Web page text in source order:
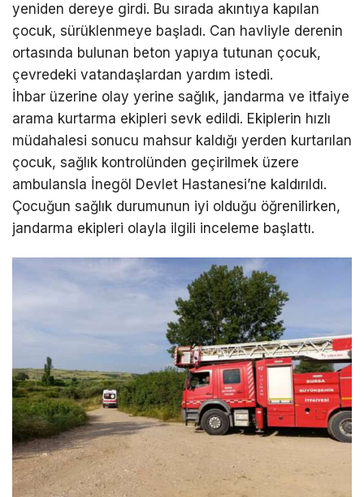
yeniden dereye girdi. Bu sırada akıntıya kapılan
çocuk, sürüklenmeye başladı. Can havliyle derenin
ortasında bulunan beton yapıya tutunan çocuk,
çevredeki vatandaşlardan yardım istedi.
İhbar üzerine olay yerine sağlık, jandarma ve itfaiye
arama kurtarma ekipleri sevk edildi. Ekiplerin hızlı
müdahalesi sonucu mahsur kaldığı yerden kurtarılan
çocuk, sağlık kontrolünden geçirilmek üzere
ambulansla İnegöl Devlet Hastanesi’ne kaldırıldı.
Çocuğun sağlık durumunun iyi olduğu öğrenilirken,
jandarma ekipleri olayla ilgili inceleme başlattı.